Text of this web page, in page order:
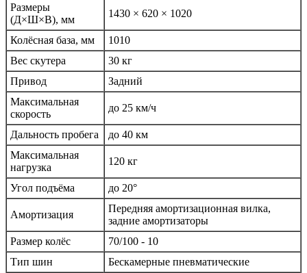
Размеры
(Д×Ш×В), мм
1430 × 620 × 1020
Колёсная база, мм
1010
Вес скутера
30 кг
Привод
Задний
Максимальная
скорость
до 25 км/ч
Дальность пробега
до 40 км
Максимальная
нагрузка
120 кг
Угол подъёма до 20°
Амортизация
Передняя амортизационная вилка,
задние амортизаторы
Размер колёс
70/100 - 10
Тип шин
Бескамерные пневматические